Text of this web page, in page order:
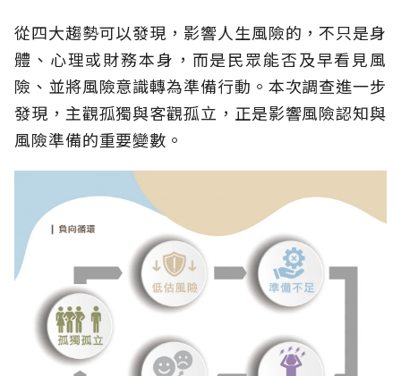
從四大趨勢可以發現，影響人生風險的，不只是身
體、心理或財務本身，而是民眾能否及早看見風
險、並將風險意識轉為準備行動。本次調查進一步
發現，主觀孤獨與客觀孤立，正是影響風險認知與
風險準備的重要變數。